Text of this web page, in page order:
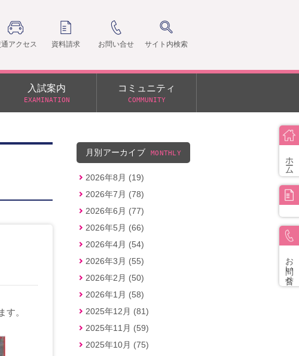
ホーム
お問い合せ
アクセス 資料請求 お問い合せ サイト内検索
入試案内
EXAMINATION
コミュニティ
COMMUNITY
。
月別アーカイブ MONTHLY
2026年8月 (19)
2026年7月 (78)
2026年6月 (77)
2026年5月 (66)
2026年4月 (54)
2026年3月 (55)
2026年2月 (50)
2026年1月 (58)
2025年12月 (81)
2025年11月 (59)
2025年10月 (75)